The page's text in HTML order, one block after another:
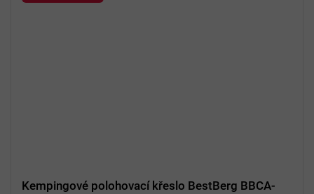
Kempingové polohovací křeslo BestBerg BBCA-